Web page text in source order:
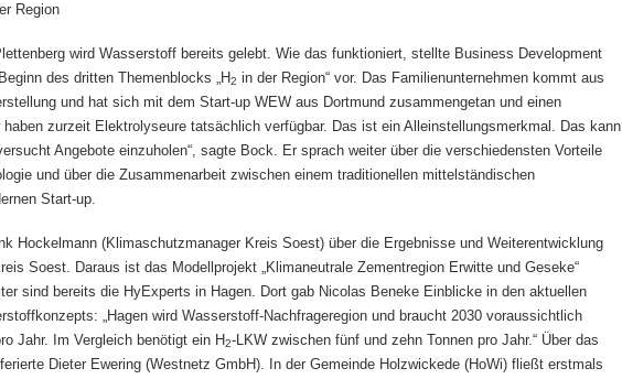
Region
wird Wasserstoff bereits gelebt. Wie das funktioniert, stellte Business Development
des dritten Themenblocks „H2 in der Region“ vor. Das Familienunternehmen kommt aus
und hat sich mit dem Start-up WEW aus Dortmund zusammengetan und einen
haben zurzeit Elektrolyseure tatsächlich verfügbar. Das ist ein Alleinstellungsmerkmal. Das kann
Angebote einzuholen“, sagte Bock. Er sprach weiter über die verschiedensten Vorteile
und über die Zusammenarbeit zwischen einem traditionellen mittelständischen
Start-up.
Hockelmann (Klimaschutzmanager Kreis Soest) über die Ergebnisse und Weiterentwicklung
Soest. Daraus ist das Modellprojekt „Klimaneutrale Zementregion Erwitte und Geseke“
sind bereits die HyExperts in Hagen. Dort gab Nicolas Beneke Einblicke in den aktuellen
„Hagen wird Wasserstoff-Nachfrageregion und braucht 2030 voraussichtlich
Jahr. Im Vergleich benötigt ein H2-LKW zwischen fünf und zehn Tonnen pro Jahr.“ Über das
Dieter Ewering (Westnetz GmbH). In der Gemeinde Holzwickede (HoWi) fließt erstmals